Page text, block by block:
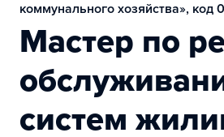
коммунального хозяйства», код
Мастер по
систем